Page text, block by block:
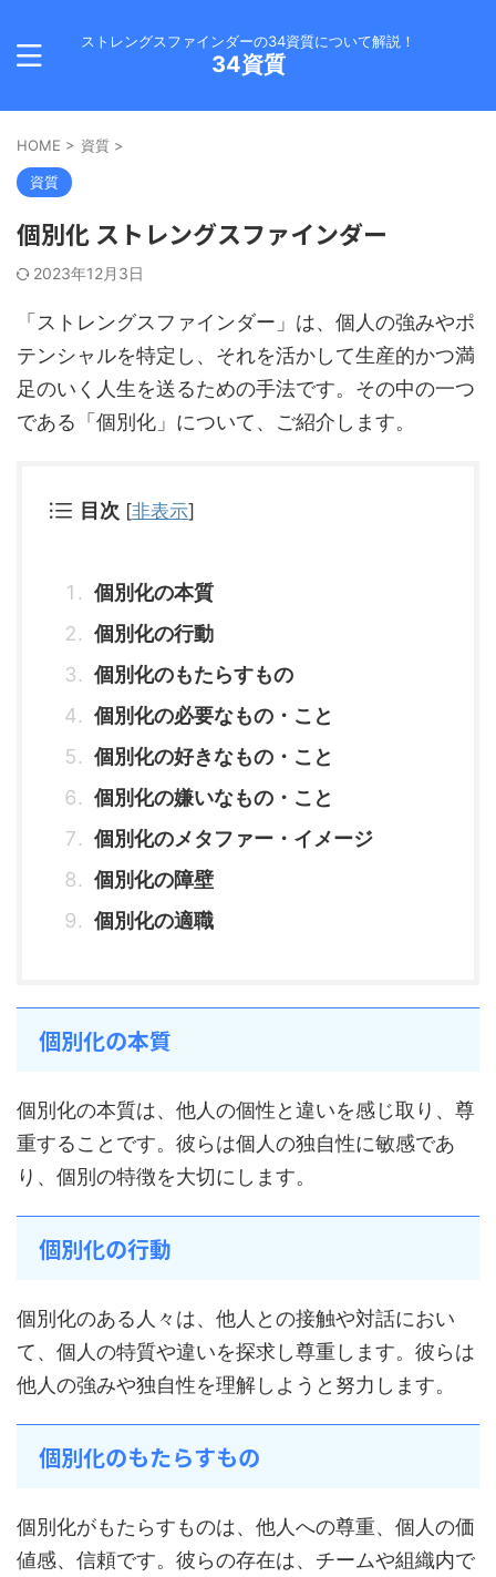
ストレングスファインダーの34資質について解説！
34資質
HOME > 資質 >
資質
個別化 ストレングスファインダー
2023年12月3日
「ストレングスファインダー」は、個人の強みやポ
テンシャルを特定し、それを活かして生産的かつ満
足のいく人生を送るための手法です。その中の一つ
である「個別化」について、ご紹介します。
目次 [非表示]
個別化の本質
個別化の行動
個別化のもたらすもの
個別化の必要なもの・こと
個別化の好きなもの・こと
個別化の嫌いなもの・こと
個別化のメタファー・イメージ
個別化の障壁
個別化の適職
個別化の本質
個別化の本質は、他人の個性と違いを感じ取り、尊
重することです。彼らは個人の独自性に敏感であ
り、個別の特徴を大切にします。
個別化の行動
個別化のある人々は、他人との接触や対話におい
て、個人の特質や違いを探求し尊重します。彼らは
他人の強みや独自性を理解しようと努力します。
個別化のもたらすもの
個別化がもたらすものは、他人への尊重、個人の価
値感、信頼です。彼らの存在は、チームや組織内で